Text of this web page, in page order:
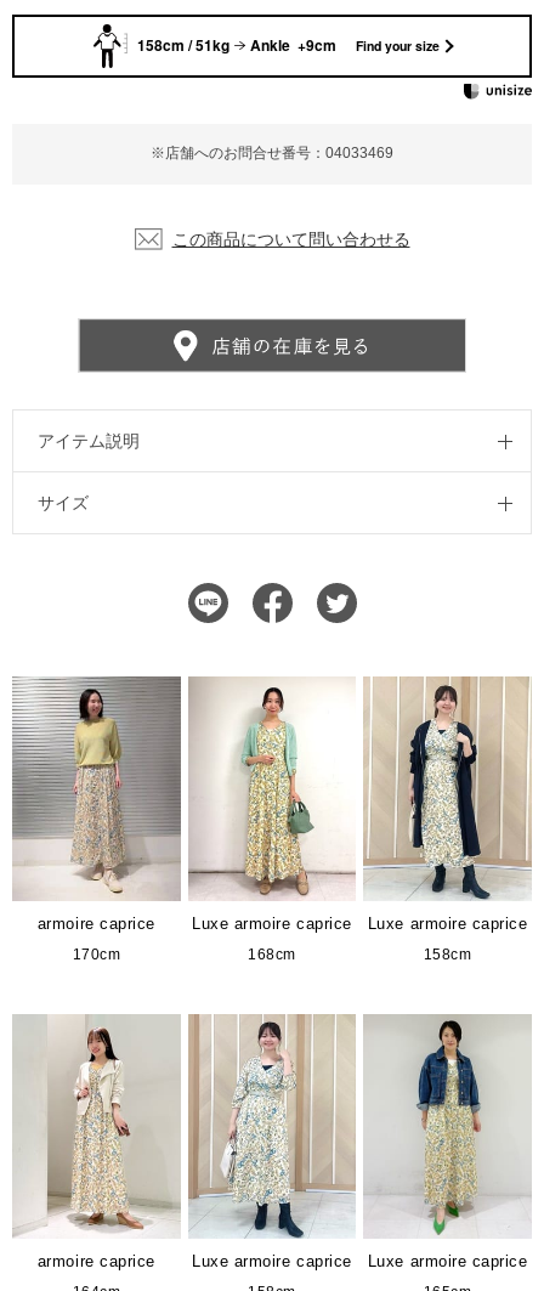
※店舗へのお問合せ番号：04033469
この商品について問い合わせる
アイテム説明
サイズ
158cm / 51kg Ankle +9cm Find your size
armoire caprice
170cm
Luxe armoire caprice
168cm
Luxe armoire caprice
158cm
armoire caprice Luxe armoire caprice Luxe armoire caprice